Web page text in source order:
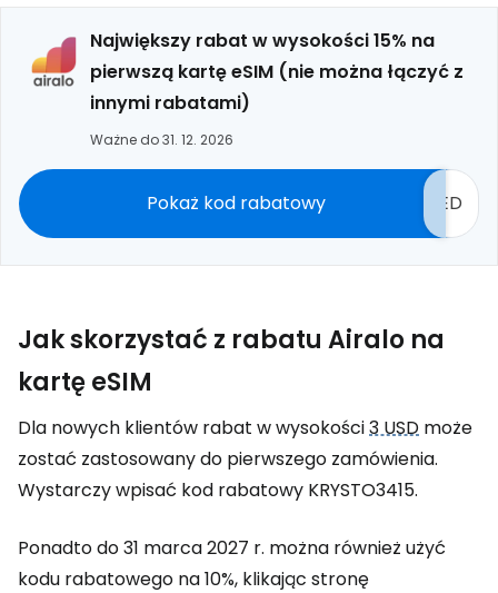
Największy rabat w wysokości 15% na
pierwszą kartę eSIM (nie można łączyć z
innymi rabatami)
Ważne do 31. 12. 2026
Pokaż kod rabatowy ED
Jak skorzystać z rabatu Airalo na
kartę eSIM
Dla nowych klientów rabat w wysokości3 USD może
zostać zastosowany do pierwszego zamówienia.
Wystarczy wpisać kod rabatowy KRYSTO3415.
Ponadto do 31 marca 2027 r. można również użyć
kodu rabatowego na 10%, klikając stronę